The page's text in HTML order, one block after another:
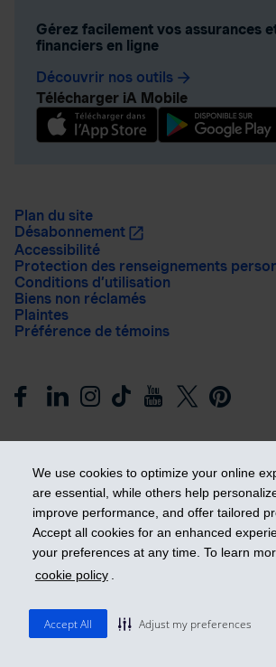
We use cookies to optimize your online
are essential, while others help
improve performance, and offer tailored
Accept all cookies for an enhanced
your preferences at any time. To learn
cookie policy .
Accept All Adjust my preferences
Gérez facilement vos assurances
financiers en ligne
Découvrir nos outils arrow_forward
Télécharger iA Mobile
Plan du site
Désabonnement
Accessibilité
Protection des renseignements
Conditions d’utilisation
Biens non réclamés
Plaintes
Préférence de témoins
Prendre les